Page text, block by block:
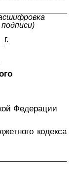
подписи)
г.
Федерации
кодекса